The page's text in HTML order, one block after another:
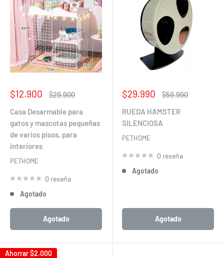
Precio
venta
$12.900
Precio
$29.900
Casa Desarmable para
gatos y mascotas pequeñas
de varios pisos, para
interiores
PETHOME
0 reseña
Agotado
Agotado
Precio
venta
$29.990
Precio
$59.990
RUEDA HAMSTER
SILENCIOSA
PETHOME
0 reseña
Agotado
Agotado
Ahorrar$2.000